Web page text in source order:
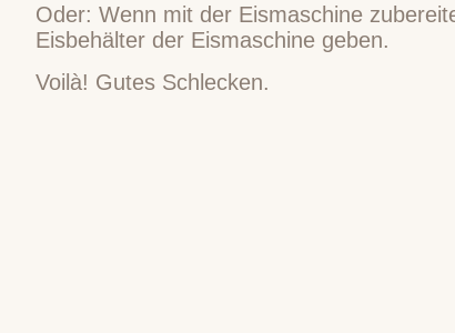
Oder: Wenn mit der Eismaschine
Eisbehälter der Eismaschine geben.
Voilà! Gutes Schlecken.